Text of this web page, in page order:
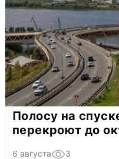
Полосу на
перекроют до
6 августа 3